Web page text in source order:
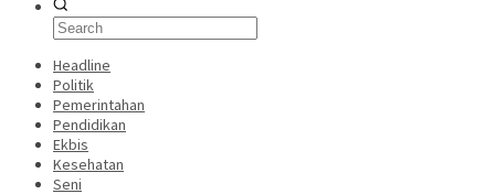
Headline
Politik
Pemerintahan
Pendidikan
Ekbis
Kesehatan
Seni